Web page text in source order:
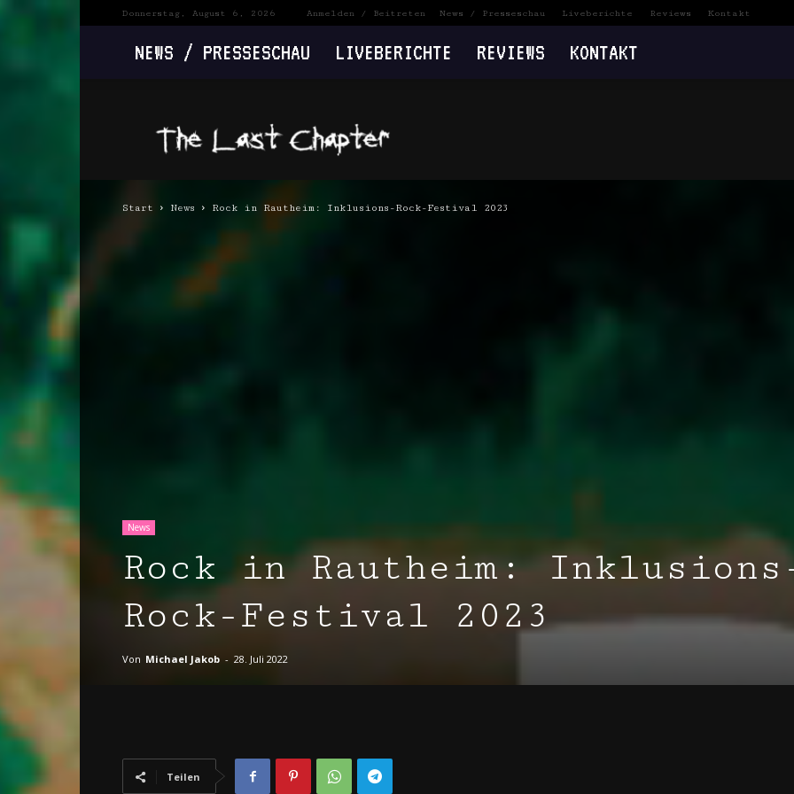
Donnerstag, August 6, 2026 Anmelden / Beitreten News / Presseschau Liveberichte Reviews Kontakt
NEWS / PRESSESCHAU LIVEBERICHTE REVIEWS KONTAKT
Last
Chapter
Start News Rock in Rautheim: Inklusions-Rock-Festival 2023
News
Rock in Rautheim:
Rock-Festival 2023
Von Michael Jakob - 28. Juli 2022
Teilen